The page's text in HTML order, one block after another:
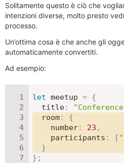
Solitamente questo è ciò che
intenzioni diverse, molto presto
processo.
Un’ottima cosa è che anche gli
automaticamente convertiti.
Ad esempio:
let meetup = {
title:
room:
{
number: 23 ,
participants : [
}
} ;